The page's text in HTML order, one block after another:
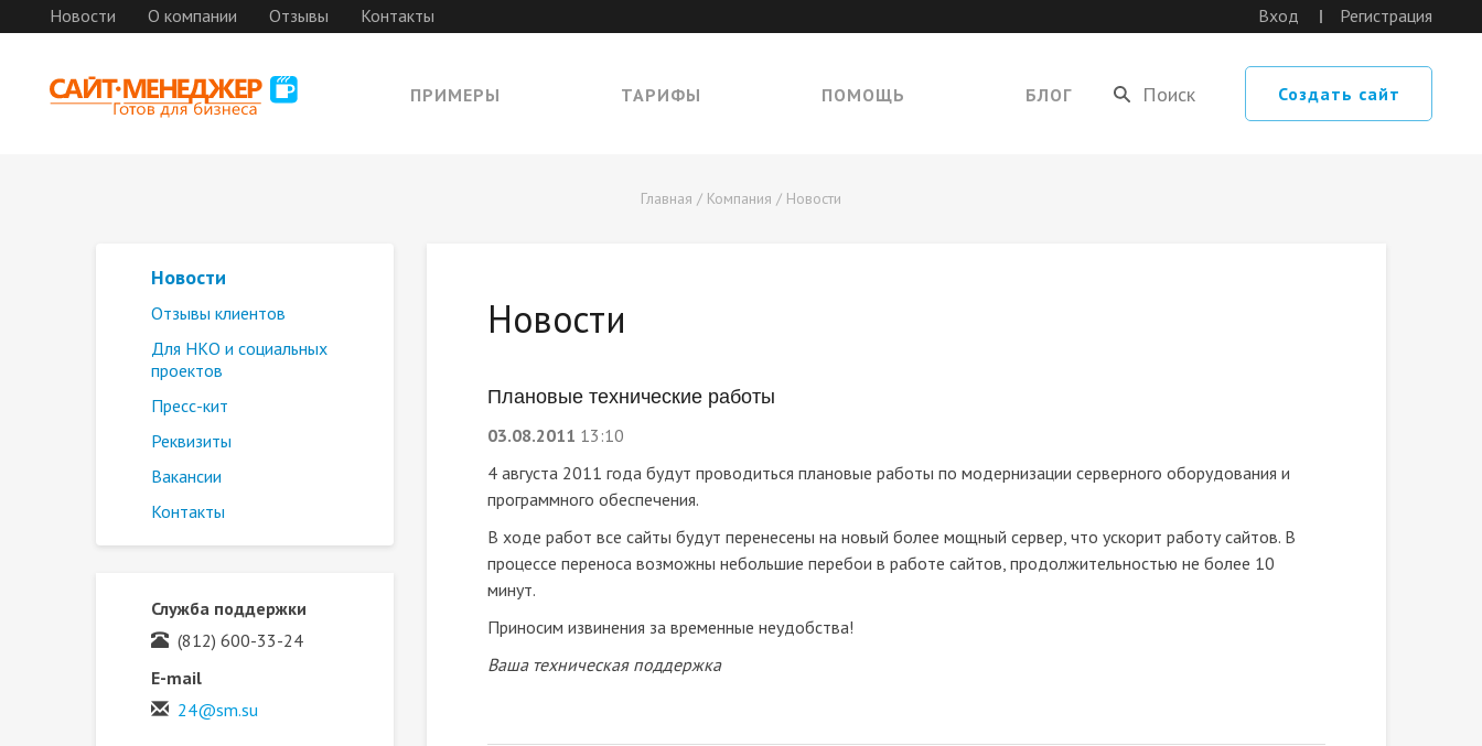
Новости О компании Отзывы Контакты Вход Регистрация
ПРИМЕРЫ ТАРИФЫ ПОМОЩЬ БЛОГ Создать сайт
Главная / Компания / Новости
Новости
Плановые технические работы
03.08.2011 13:10
4 августа 2011 года будут проводиться плановые работы по модернизации серверного оборудования и
программного обеспечения.
В ходе работ все сайты будут перенесены на новый более мощный сервер, что ускорит работу сайтов. В
процессе переноса возможны небольшие перебои в работе сайтов, продолжительностью не более 10
минут.
Приносим извинения за временные неудобства!
Ваша техническая поддержка
Новости
Отзывы клиентов
Для НКО и социальных
проектов
Пресс-кит
Реквизиты
Вакансии
Контакты
Служба поддержки
(812) 600-33-24
E-mail
24@sm.su